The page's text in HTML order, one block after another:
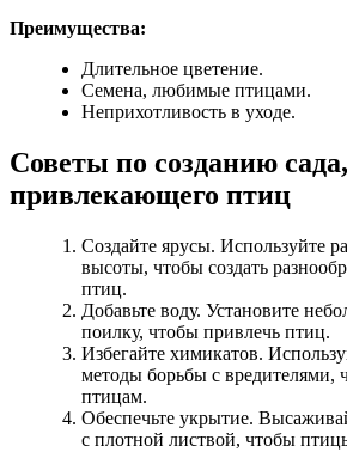
Преимущества:
Длительное цветение.
Семена, любимые птицами.
Неприхотливость в уходе.
Советы по созданию сада,
привлекающего птиц
Создайте ярусы. Используйте
высоты, чтобы создать
птиц.
Добавьте воду. Установите
поилку, чтобы привлечь птиц.
Избегайте химикатов.
методы борьбы с вредителями,
птицам.
Обеспечьте укрытие.
с плотной листвой, чтобы